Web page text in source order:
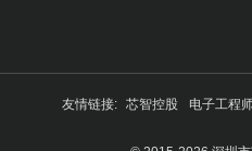
友情链接: 芯智控股 电子工程